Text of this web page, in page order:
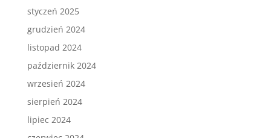
styczeń 2025
grudzień 2024
listopad 2024
październik 2024
wrzesień 2024
sierpień 2024
lipiec 2024